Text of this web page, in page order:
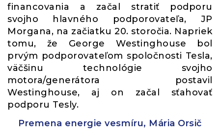
financovania a začal stratiť podporu
svojho hlavného podporovateľa, JP
Morgana, na začiatku 20. storočia. Napriek
tomu, že George Westinghouse bol
prvým podporovateľom spoločnosti Tesla,
väčšinu technológie svojho
motora/generátora postavil
Westinghouse, aj on začal sťahovať
podporu Tesly.
Premena energie vesmíru, Mária Orsič